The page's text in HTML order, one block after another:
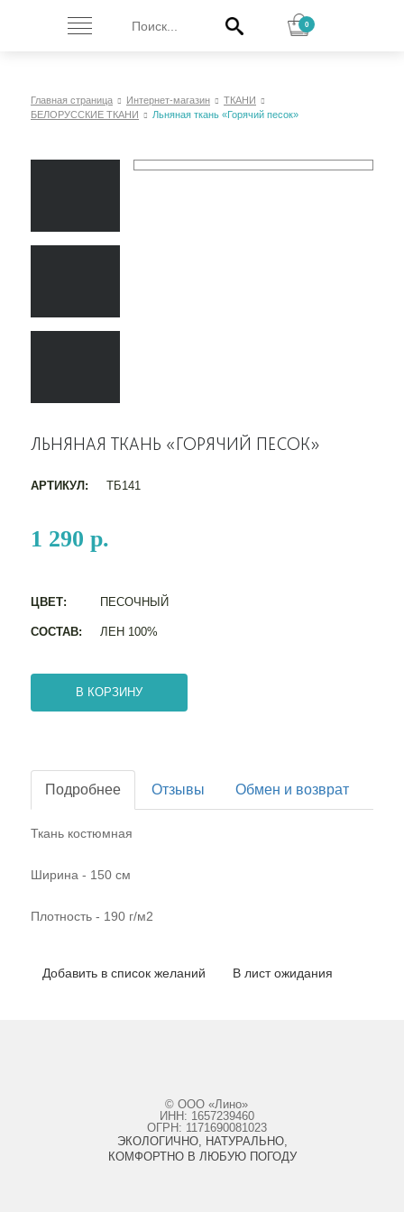
0
Главная страница Интернет-магазин
ТКАНИ
БЕЛОРУССКИЕ ТКАНИ
Льняная ткань «Горячий песок»
ЛЬНЯНАЯ ТКАНЬ «ГОРЯЧИЙ ПЕСОК»
АРТИКУЛ: ТБ141
1 290 р.
ЦВЕТ: ПЕСОЧНЫЙ
СОСТАВ: ЛЕН 100%
В КОРЗИНУ
Подробнее Отзывы Обмен и возврат
Ткань костюмная
Ширина - 150 см
Плотность - 190 г/м2
Добавить в список желаний В лист ожидания
© ООО «Лино»
ИНН: 1657239460
ОГРН: 1171690081023
ЭКОЛОГИЧНО, НАТУРАЛЬНО,
КОМФОРТНО В ЛЮБУЮ ПОГОДУ